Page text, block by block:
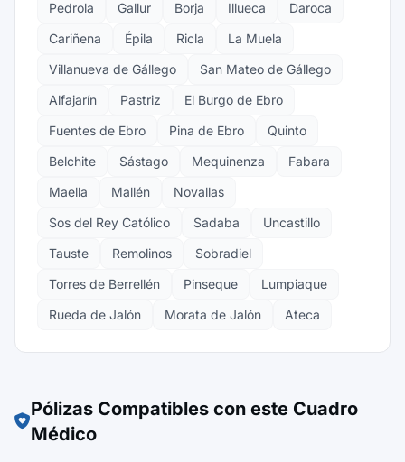
Pedrola Gallur Borja Illueca
Daroca
Cariñena
Épila Ricla
La Muela
Villanueva de Gállego
San Mateo de Gállego
Alfajarín
Pastriz
El Burgo de Ebro
Fuentes de Ebro
Pina de Ebro
Quinto
Belchite
Sástago Mequinenza
Fabara
Maella
Mallén
Novallas
Sos del Rey Católico
Sadaba
Uncastillo
Tauste
Remolinos
Sobradiel
Torres de Berrellén
Pinseque
Lumpiaque
Rueda de Jalón
Morata de Jalón Ateca
Pólizas Compatibles con este Cuadro
Médico